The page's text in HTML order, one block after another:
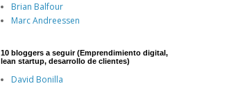
Brian Balfour
Marc Andreessen
10 bloggers a seguir (Emprendimiento digital,
lean startup, desarrollo de clientes)
David Bonilla